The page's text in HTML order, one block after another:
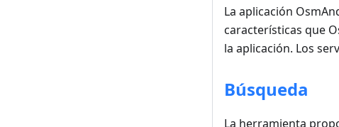
La aplicación
características que
la aplicación. Los
Búsqueda
La herramienta